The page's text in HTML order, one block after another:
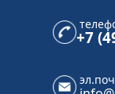
+7